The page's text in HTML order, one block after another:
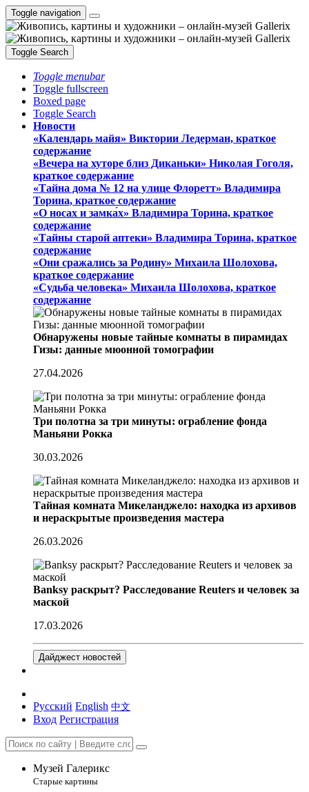
Toggle navigation
Toggle Search
Toggle menubar
Toggle fullscreen
Boxed page
Toggle Search
Новости
«Календарь майя» Виктории Ледерман, краткое
содержание
«Вечера на хуторе близ Диканьки» Николая Гоголя,
краткое содержание
«Тайна дома № 12 на улице Флоретт» Владимира
Торина, краткое содержание
«О носах и замка́х» Владимира Торина, краткое
содержание
«Тайны старой аптеки» Владимира Торина, краткое
содержание
«Они сражались за Родину» Михаила Шолохова,
краткое содержание
«Судьба человека» Михаила Шолохова, краткое
содержание
Обнаружены новые тайные комнаты в пирамидах
Гизы: данные мюонной томографии
27.04.2026
Три полотна за три минуты: ограбление фонда
Маньяни Рокка
30.03.2026
Тайная комната Микеланджело: находка из архивов
и нераскрытые произведения мастера
26.03.2026
Banksy раскрыт? Расследование Reuters и человек за
маской
17.03.2026
Дайджест новостей
Русский English 中文
Вход Регистрация
Музей Галерикс
Старые картины